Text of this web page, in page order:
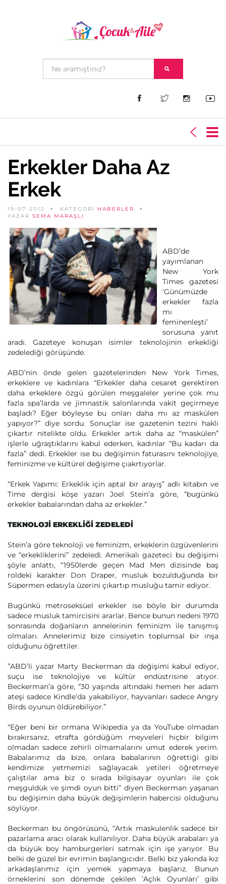
Erkekler Daha Az
Erkek
19-07-2012 KATEGORİ HABERLER
YAZAR SEMA MARAŞLI
ABD’de
yayımlanan
New York
Times gazetesi
‘Günümüzde
erkekler fazla
mı
feminenleşti’
sorusuna yanıt
aradı. Gazeteye konuşan isimler teknolojinin erkekliği
zedelediği görüşünde.
ABD’nin önde gelen gazetelerinden New York Times,
erkeklere ve kadınlara “Erkekler daha cesaret gerektiren
daha erkeklere özgü görülen meşgaleler yerine çok mu
fazla spa’larda ve jimnastik salonlarında vakit geçirmeye
başladı? Eğer böyleyse bu onları daha mı az maskülen
yapıyor?” diye sordu. Sonuçlar ise gazetenin tezini haklı
çıkartır nitelikte oldu. Erkekler artık daha az “maskülen”
işlerle uğraştıklarını kabul ederken, kadınlar “Bu kadarı da
fazla” dedi. Erkekler ise bu değişimin faturasını teknolojiye,
feminizme ve kültürel değişime çıakrtıyorlar.
“Erkek Yapımı: Erkeklik için aptal bir arayış” adlı kitabın ve
Time dergisi köşe yazarı Joel Stein’a göre, “bugünkü
erkekler babalarından daha az erkekler.”
TEKNOLOJİ ERKEKLİĞİ ZEDELEDİ
Stein’a göre teknoloji ve feminizm, erkeklerin özgüvenlerini
ve “erkekliklerini” zedeledi. Amerikalı gazeteci bu değişimi
şöyle anlattı, “1950lerde geçen Mad Men dizisinde baş
roldeki karakter Don Draper, musluk bozulduğunda bir
Süpermen edasıyla üzerini çıkartıp musluğu tamir ediyor.
Bugünkü metroseksüel erkekler ise böyle bir durumda
sadece musluk tamircisini ararlar. Bence bunun nedeni 1970
sonrasında doğanların annelerinin feminizm ile tanışmış
olmaları. Annelerimiz bize cinsiyetin toplumsal bir inşa
olduğunu öğrettiler.
”ABD’li yazar Marty Beckerman da değişimi kabul ediyor,
suçu ise teknolojiye ve kültür endüstrisine atıyor.
Beckerman’a göre, “30 yaşında altındaki hemen her adam
ateşi sadece Kindle’da yakabiliyor, hayvanları sadece Angry
Birds oyunun öldürebiliyor.”
“Eğer beni bir ormana Wikipedia ya da YouTube olmadan
bırakırsanız, etrafta gördüğüm meyveleri hiçbir bilgim
olmadan sadece zehirli olmamalarını umut ederek yerim.
Babalarımız da bize, onlara babalarının öğrettiği gibi
kendimize yetmemizi sağlayacak yetileri öğretmeye
çalıştılar ama biz o sırada bilgisayar oyunları ile çok
meşguldük ve şimdi oyun bitti” diyen Beckerman yaşanan
bu değişimin daha büyük değişimlerin habercisi olduğunu
söylüyor.
Beckerman bu öngörüsünü, “Artık maskulenlik sadece bir
pazarlama aracı olarak kullanılıyor. Daha büyük arabaları ya
da büyük boy hamburgerleri satmak için işe yarıyor. Bu
belki de güzel bir evrimin başlangıcıdır. Belki biz yakında kız
arkadaşlarımız için yemek yapmaya başlarız. Bunun
örneklerini son dönemde çekilen ‘Açlık Oyunları’ gibi